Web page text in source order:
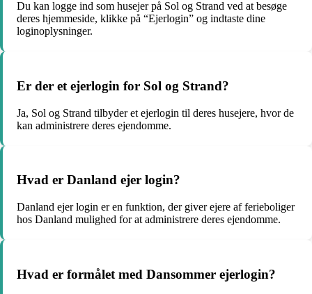
Du kan logge ind som husejer på Sol og Strand ved at besøge
deres hjemmeside, klikke på “Ejerlogin” og indtaste dine
loginoplysninger.
Er der et ejerlogin for Sol og Strand?
Ja, Sol og Strand tilbyder et ejerlogin til deres husejere, hvor de
kan administrere deres ejendomme.
Hvad er Danland ejer login?
Danland ejer login er en funktion, der giver ejere af ferieboliger
hos Danland mulighed for at administrere deres ejendomme.
Hvad er formålet med Dansommer ejerlogin?